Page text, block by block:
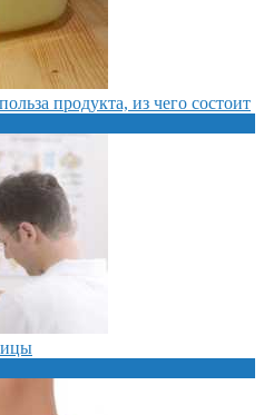
продукта, из чего состоит